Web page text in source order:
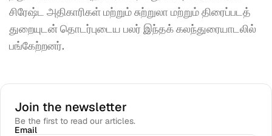
சிரேஷ்ட அதிகாரிகள் மற்றும் சுற்றுலா மற்றும் திரைப்படத்
துறையுடன் தொடர்புடைய பலர் இந்தக் கலந்துரையாடலில்
பங்கேற்றனர்.
Join the newsletter
Be the first to read our articles.
Email